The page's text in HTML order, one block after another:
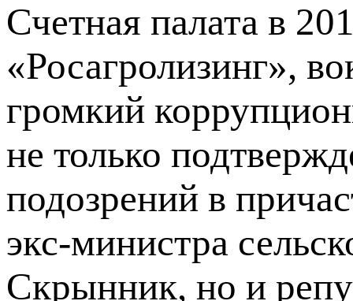
Счетная палата в
«Росагролизинг»,
громкий
не только
подозрений в
экс-министра
Скрынник, но и